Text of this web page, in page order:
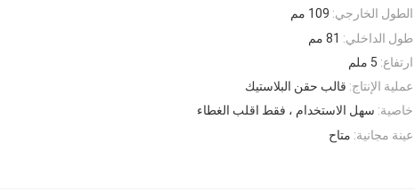
الطول الخارجي: 109 مم
طول الداخلي: 81 مم
ارتفاع: 5 ملم
عملية الإنتاج: قالب حقن البلاستيك
خاصية: سهل الاستخدام ، فقط اقلب الغطاء
عينة مجانية: متاح